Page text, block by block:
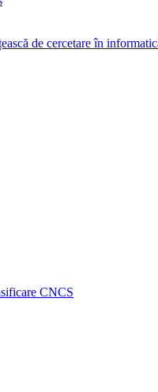
de cercetare în
CNCS